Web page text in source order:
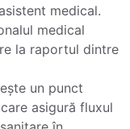
medical.
medical
la raportul dintre
un punct
asigură fluxul